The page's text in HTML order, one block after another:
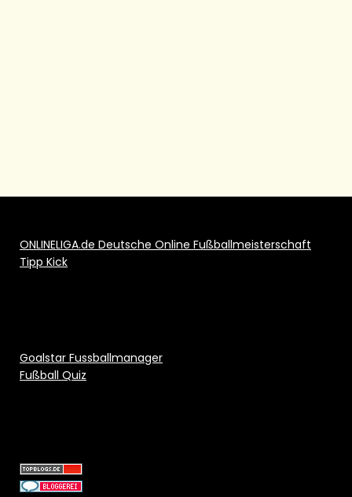
ONLINELIGA.de Deutsche Online Fußballmeisterschaft
Tipp Kick
Goalstar Fussballmanager
Fußball Quiz